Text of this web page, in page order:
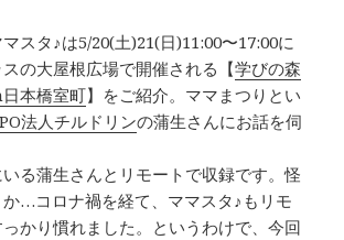
スタ♪は5/20(土)21(日)11:00〜17:00に
の大屋根広場で開催される【学びの森
本橋室町】をご紹介。ママまつりとい
法人チルドリンの蒲生さんにお話を伺
る蒲生さんとリモートで収録です。怪
…コロナ禍を経て、ママスタ♪もリモ
かり慣れました。というわけで、今回